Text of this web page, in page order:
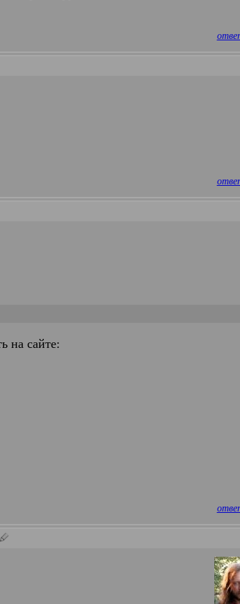
на сайте: